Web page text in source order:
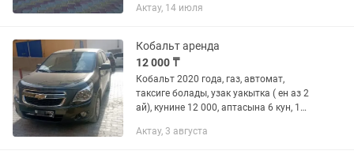
Актау, 14 июля
Кобальт аренда
12 000 ₸
Кобальт 2020 года, газ, автомат,
таксиге болады, узак уакытка ( ен аз 2
ай), кунине 12 000, аптасына 6 кун, 1
Страховка озинизден.
Актау, 3 августа